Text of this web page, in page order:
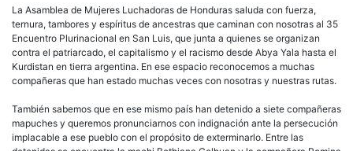
con
fuerza,
ternura,
tambores
y
espíritus
ancestras
que
caminan
La Asamblea de Mujeres Luchadoras de Honduras saluda con fuerza,
ternura, tambores y espíritus de ancestras que caminan con nosotras al 35
Encuentro Plurinacional en San Luis, que junta a quienes se organizan
contra el patriarcado, el capitalismo y el racismo desde Abya Yala hasta el
Kurdistan en tierra argentina. En ese espacio reconocemos a muchas
compañeras que han estado muchas veces con nosotras y nuestras rutas.
También sabemos que en ese mismo país han detenido a siete compañeras
mapuches y queremos pronunciarnos con indignación ante la persecución
implacable a ese pueblo con el propósito de exterminarlo. Entre las